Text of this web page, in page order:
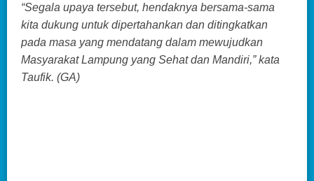
“Segala upaya tersebut, hendaknya bersama-sama
kita dukung untuk dipertahankan dan ditingkatkan
pada masa yang mendatang dalam mewujudkan
Masyarakat Lampung yang Sehat dan Mandiri,” kata
Taufik. (GA)